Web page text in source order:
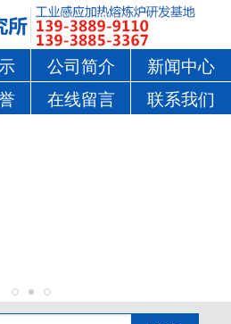
公司简介
新闻中心
在线留言 联系我们